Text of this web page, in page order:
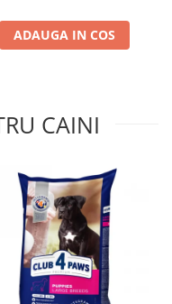
ADAUGA IN COS
CAINI